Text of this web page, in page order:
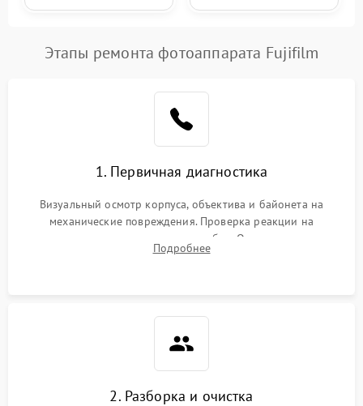
Этапы ремонта фотоаппарата Fujifilm
1. Первичная диагностика
Визуальный осмотр корпуса, объектива и байонета на
механические повреждения. Проверка реакции на
включение, считывание кодов ошибок. Оценка состояния
матрицы и затвора, проверка работы автофокуса и вспышки.
Подробнее
2. Разборка и очистка